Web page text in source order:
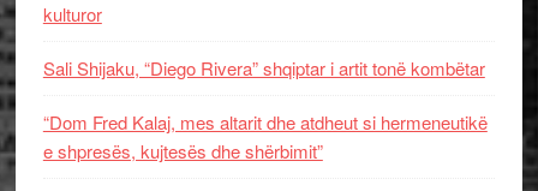
kulturor
Sali Shijaku, “Diego Rivera” shqiptar i artit tonë kombëtar
“Dom Fred Kalaj, mes altarit dhe atdheut si hermeneutikë
e shpresës, kujtesës dhe shërbimit”